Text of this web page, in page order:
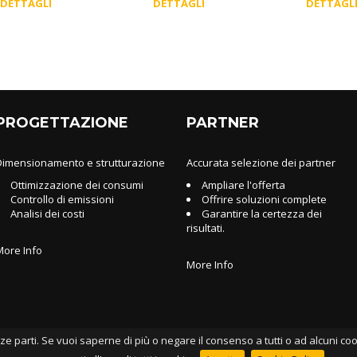
Se vuoi saperne di più o negare il consenso a tutti o ad alcuni
DETTAGLI DETTAGLI DETTAGLI
e strutturazione
Ottimizzazione dei consumi
Controllo di emissioni
Analisi dei costi
Info
PARTNER
Accurata selezione dei partner
Ampliare l'offerta
Offrire soluzioni complete
Garantire la certezza dei
risultati.
More Info